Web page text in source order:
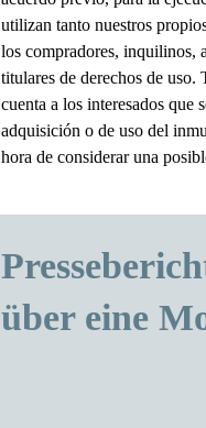
utilizan tanto nuestros
los compradores, inquilinos,
titulares de derechos de uso.
cuenta a los interesados que
adquisición o de uso del
hora de considerar una
über eine